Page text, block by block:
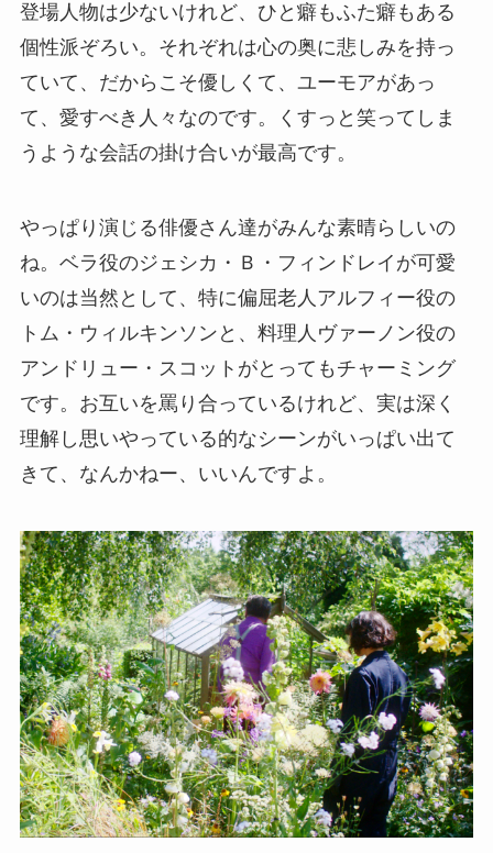
登場人物は少ないけれど、ひと癖もふた癖もある
個性派ぞろい。それぞれは心の奥に悲しみを持っ
ていて、だからこそ優しくて、ユーモアがあっ
て、愛すべき人々なのです。くすっと笑ってしま
うような会話の掛け合いが最高です。
やっぱり演じる俳優さん達がみんな素晴らしいの
ね。ベラ役のジェシカ・Ｂ・フィンドレイが可愛
いのは当然として、特に偏屈老人アルフィー役の
トム・ウィルキンソンと、料理人ヴァーノン役の
アンドリュー・スコットがとってもチャーミング
です。お互いを罵り合っているけれど、実は深く
理解し思いやっている的なシーンがいっぱい出て
きて、なんかねー、いいんですよ。